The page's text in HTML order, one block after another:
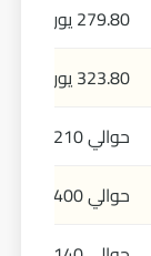
279.80 يورو
323.80 يورو
حوالي 1,210 يورو
حوالي 400 يورو